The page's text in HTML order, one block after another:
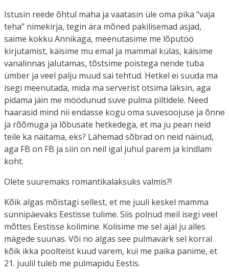
Istusin reede õhtul maha ja vaatasin üle oma pika “vaja
teha” nimekirja, tegin ära mõned pakilisemad asjad,
saime kokku Annikaga, meenutasime me lõputöö
kirjutamist, käisime mu emal ja mammal külas, käisime
vanalinnas jalutamas, tõstsime poistega nende tuba
ümber ja veel palju muud sai tehtud. Hetkel ei suuda ma
isegi meenutada, mida ma serverist otsima läksin, aga
pidama jäin me möödunud suve pulma piltidele. Need
haarasid mind nii endasse kogu oma suvesoojuse ja õnne
ja rõõmuga ja lõbusate hetkedega, et ma ju pean neid
teile ka näitama, eks? Lähemad sõbrad on neid näinud,
aga FB on FB ja siin on neil igal juhul parem ja kindlam
koht.
Olete suuremaks romantikalaksuks valmis?!
Kõik algas mõistagi sellest, et me juuli keskel mamma
sünnipäevaks Eestisse tulime. Siis polnud meil isegi veel
mõttes Eestisse kolimine. Kolisime me sel ajal ju alles
mägede suunas. Või no algas see pulmavärk sel korral
kõik ikka poolteist kuud varem, kui me paika panime, et
21. juulil tuleb me pulmapidu Eestis.